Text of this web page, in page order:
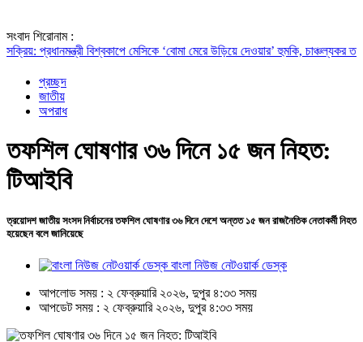
সংবাদ শিরোনাম :
বিশ্বকাপে মেসিকে ‘বোমা মেরে উড়িয়ে দেওয়ার’ হুমকি, চাঞ্চল্যকর তথ্য ফাঁস
প্রচ্ছদ
জাতীয়
অপরাধ
তফশিল ঘোষণার ৩৬ দিনে ১৫ জন নিহত:
টিআইবি
ত্রয়োদশ জাতীয় সংসদ নির্বাচনের তফশিল ঘোষণার ৩৬ দিনে দেশে অন্তত ১৫ জন রাজনৈতিক নেতাকর্মী নিহত
হয়েছেন বলে জানিয়েছে
বাংলা নিউজ নেটওয়ার্ক ডেস্ক
আপলোড সময় : ২ ফেব্রুয়ারি ২০২৬, দুপুর ৪:৩৩ সময়
আপডেট সময় : ২ ফেব্রুয়ারি ২০২৬, দুপুর ৪:৩৩ সময়